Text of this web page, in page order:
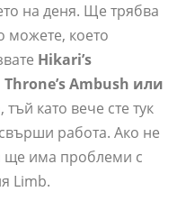
на деня. Ще трябва
можете, което
Hikari’s
Ambush или
като вече сте тук
работа. Ако не
ще има проблеми с
Limb.